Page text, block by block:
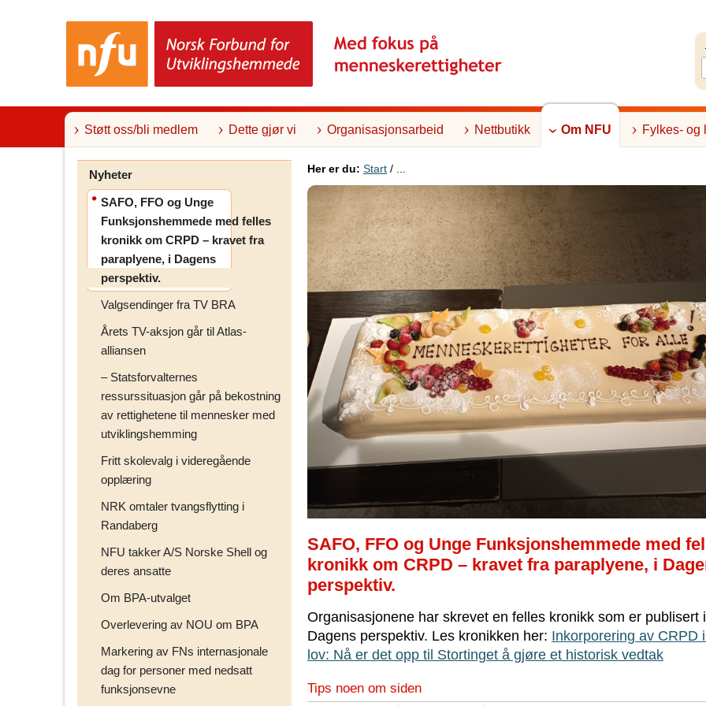
o
Støtt oss/bli medlem Dette gjør vi Organisasjonsarbeid Nettbutikk Om NFU Fylkes- og
Nyheter
SAFO, FFO og Unge
Funksjonshemmede med felles
kronikk om CRPD – kravet fra
paraplyene, i Dagens
perspektiv.
Valgsendinger fra TV BRA
Årets TV-aksjon går til Atlas-
alliansen
– Statsforvalternes
ressurssituasjon går på bekostning
av rettighetene til mennesker med
utviklingshemming
Fritt skolevalg i videregående
opplæring
NRK omtaler tvangsflytting i
Randaberg
NFU takker A/S Norske Shell og
deres ansatte
Om BPA-utvalget
Overlevering av NOU om BPA
Markering av FNs internasjonale
dag for personer med nedsatt
funksjonsevne
Her er du: Start / ...
SAFO, FFO og Unge Funksjonshemmede med
kronikk om CRPD – kravet fra paraplyene, i
perspektiv.
Organisasjonene har skrevet en felles kronikk som er publisert i
Dagens perspektiv. Les kronikken her: Inkorporering av CRPD
lov: Nå er det opp til Stortinget å gjøre et historisk vedtak
Tips noen om siden